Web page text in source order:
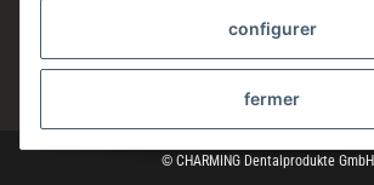
configurer
fermer
* Tous les prix sont indiqués hors taxes,
© CHARMING Dentalprodukte GmbH